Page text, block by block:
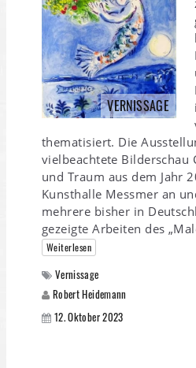
VERNISSAGE
thematisiert. Die
vielbeachtete Bilderschau
und Traum aus dem Jahr
Kunsthalle Messmer an
mehrere bisher in
gezeigte Arbeiten des
Weiterlesen
Vernissage
Robert Heidemann
12. Oktober 2023